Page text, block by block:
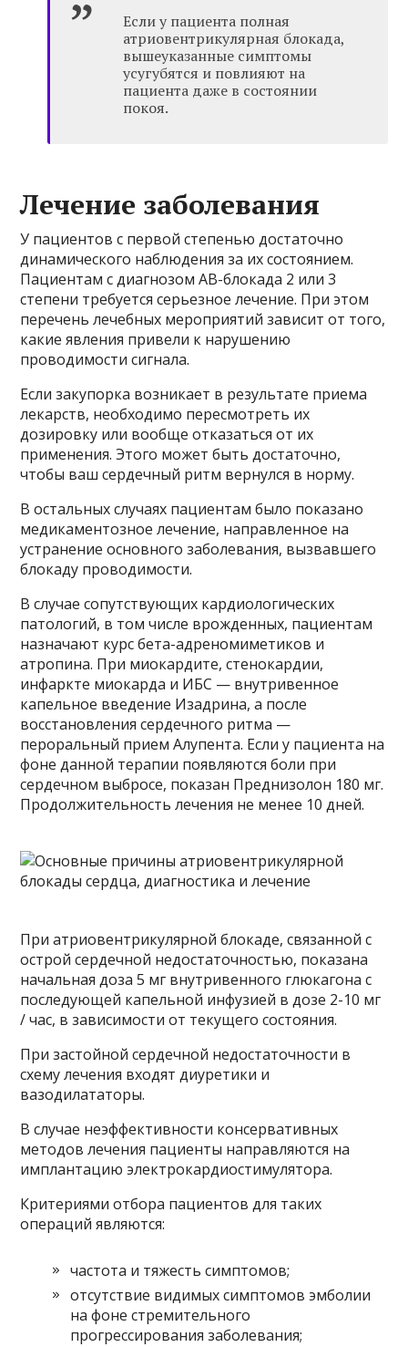
Если у пациента полная
атриовентрикулярная блокада,
вышеуказанные симптомы
усугубятся и повлияют на
пациента даже в состоянии
покоя.
Лечение заболевания
У пациентов с первой степенью достаточно
динамического наблюдения за их состоянием.
Пациентам с диагнозом АВ-блокада 2 или 3
степени требуется серьезное лечение. При этом
перечень лечебных мероприятий зависит от того,
какие явления привели к нарушению
проводимости сигнала.
Если закупорка возникает в результате приема
лекарств, необходимо пересмотреть их
дозировку или вообще отказаться от их
применения. Этого может быть достаточно,
чтобы ваш сердечный ритм вернулся в норму.
В остальных случаях пациентам было показано
медикаментозное лечение, направленное на
устранение основного заболевания, вызвавшего
блокаду проводимости.
В случае сопутствующих кардиологических
патологий, в том числе врожденных, пациентам
назначают курс бета-адреномиметиков и
атропина. При миокардите, стенокардии,
инфаркте миокарда и ИБС — внутривенное
капельное введение Изадрина, а после
восстановления сердечного ритма —
пероральный прием Алупента. Если у пациента на
фоне данной терапии появляются боли при
сердечном выбросе, показан Преднизолон 180 мг.
Продолжительность лечения не менее 10 дней.
При атриовентрикулярной блокаде, связанной с
острой сердечной недостаточностью, показана
начальная доза 5 мг внутривенного глюкагона с
последующей капельной инфузией в дозе 2-10 мг
/ час, в зависимости от текущего состояния.
При застойной сердечной недостаточности в
схему лечения входят диуретики и
вазодилататоры.
В случае неэффективности консервативных
методов лечения пациенты направляются на
имплантацию электрокардиостимулятора.
Критериями отбора пациентов для таких
операций являются:
частота и тяжесть симптомов;
отсутствие видимых симптомов эмболии
на фоне стремительного
прогрессирования заболевания;